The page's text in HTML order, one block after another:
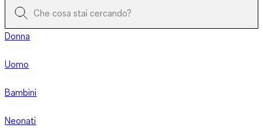
Donna
Uomo
Bambini
Neonati